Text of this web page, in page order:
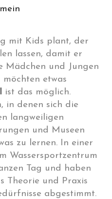
mit Kids plant, der
lassen, damit er
Mädchen und Jungen
etwas
ist das möglich.
in denen sich die
langweiligen
und Museen
zu lernen. In einer
Wassersportzentrum
Tag und haben
Theorie und Praxis
abgestimmt.